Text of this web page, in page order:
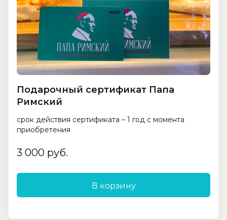
Подарочный сертификат Папа
Римский
срок действия сертификата – 1 год с момента
приобретения
3 000 руб.
В корзину